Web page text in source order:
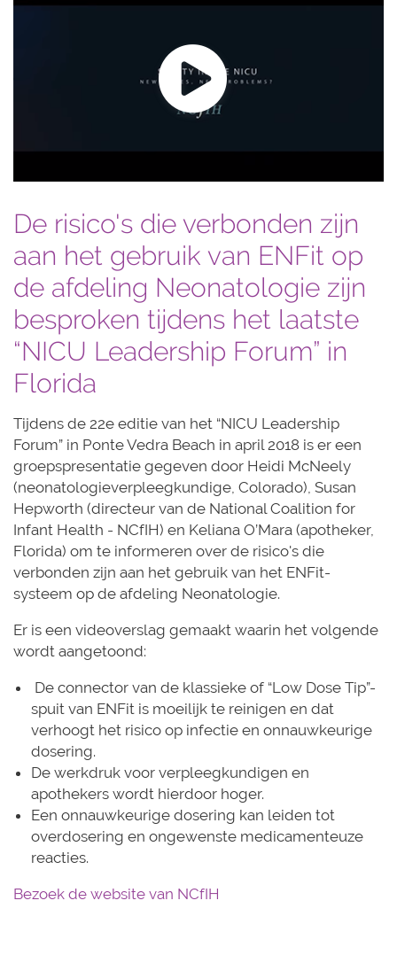
De risico's die verbonden zijn
aan het gebruik van ENFit op
de afdeling Neonatologie zijn
besproken tijdens het laatste
“NICU Leadership Forum” in
Florida
Tijdens de 22e editie van het “NICU Leadership
Forum” in Ponte Vedra Beach in april 2018 is er een
groepspresentatie gegeven door Heidi McNeely
(neonatologieverpleegkundige, Colorado), Susan
Hepworth (directeur van de National Coalition for
Infant Health - NCfIH) en Keliana O’Mara (apotheker,
Florida) om te informeren over de risico's die
verbonden zijn aan het gebruik van het ENFit-
systeem op de afdeling Neonatologie.
Er is een videoverslag gemaakt waarin het volgende
wordt aangetoond:
De connector van de klassieke of “Low Dose Tip”-
spuit van ENFit is moeilijk te reinigen en dat
verhoogt het risico op infectie en onnauwkeurige
dosering.
De werkdruk voor verpleegkundigen en
apothekers wordt hierdoor hoger.
Een onnauwkeurige dosering kan leiden tot
overdosering en ongewenste medicamenteuze
reacties.
Bezoek de website van NCfIH